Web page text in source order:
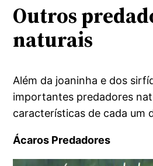
Outros
naturais
Além da joaninha e dos
importantes predadores
características de cada um
Ácaros Predadores